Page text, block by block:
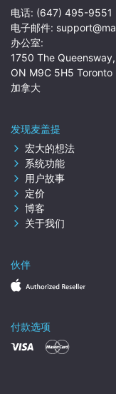
电话: (647) 495-9551
电子邮件:
办公室:
1750 The
ON M9C 5H5 Toronto
加拿大
发现麦盖提
宏大的想法
系统功能
用户故事
定价
博客
关于我们
伙伴
付款选项